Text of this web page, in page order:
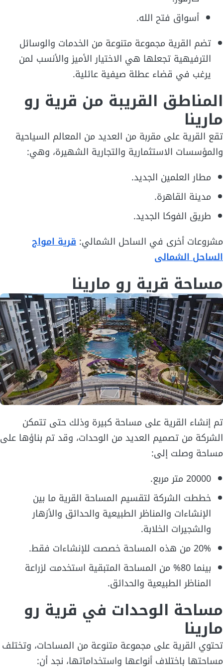
أسواق فتح الله.
تضم القرية مجموعة متنوعة من الخدمات والوسائل
الترفيهية تجعلها هي الاختيار الأميز والأنسب لمن
يرغب في قضاء عطلة صيفية عائلية.
المناطق القريبة من قرية رو
مارينا
تقع القرية على مقربة من العديد من المعالم السياحية
والمؤسسات الاستثمارية والتجارية الشهيرة، وهي:
مطار العلمين الجديد.
مدينة القاهرة.
طريق الفوكا الجديد.
مشروعات أخرى في الساحل الشمالي: قرية امواج
الساحل الشمالى
مساحة قرية رو مارينا
تم إنشاء القرية على مساحة كبيرة وذلك حتى تتمكن
الشركة من تصميم العديد من الوحدات، وقد تم بناؤها على
مساحة وصلت إلى:
20000 متر مربع.
خططت الشركة لتقسيم المساحة القرية ما بين
الإنشاءات والمناظر الطبيعية والحدائق والأزهار
والشجيرات الخلابة.
20% من هذه المساحة خصصت للإنشاءات فقط.
بينما 80% من المساحة المتبقية استخدمت لزراعة
المناظر الطبيعية والحدائق.
مساحة الوحدات في قرية رو
مارينا
تحتوي القرية على مجموعة متنوعة من المساحات، وتختلف
مساحتها باختلاف أنواعها واستخداماتها، نجد أن: